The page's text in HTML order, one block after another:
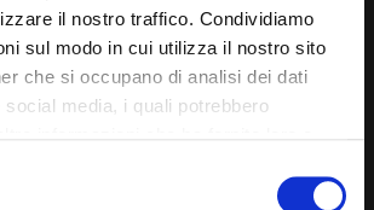
il nostro traffico. Condividiamo
sul modo in cui utilizza il nostro sito
che si occupano di analisi dei dati
media, i quali potrebbero
banner non comporta l’accettazione
2, Como (CO) 22100
3066
12:30